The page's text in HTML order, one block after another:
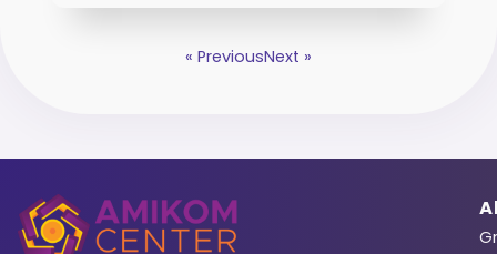
« PreviousNext »